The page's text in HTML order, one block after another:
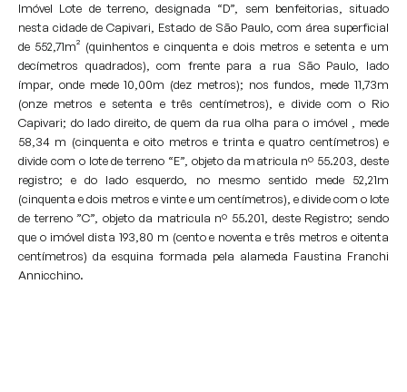
Imóvel Lote de terreno, designada “D”, sem benfeitorias, situado
nesta cidade de Capivari, Estado de São Paulo, com área superficial
de 552,71m² (quinhentos e cinquenta e dois metros e setenta e um
decímetros quadrados), com frente para a rua São Paulo, lado
ímpar, onde mede 10,00m (dez metros); nos fundos, mede 11,73m
(onze metros e setenta e três centímetros), e divide com o Rio
Capivari; do lado direito, de quem da rua olha para o imóvel , mede
58,34 m (cinquenta e oito metros e trinta e quatro centímetros) e
divide com o lote de terreno “E”, objeto da matricula nº 55.203, deste
registro; e do lado esquerdo, no mesmo sentido mede 52,21m
(cinquenta e dois metros e vinte e um centímetros), e divide com o lote
de terreno ”C”, objeto da matricula nº 55.201, deste Registro; sendo
que o imóvel dista 193,80 m (cento e noventa e três metros e oitenta
centímetros) da esquina formada pela alameda Faustina Franchi
Annicchino.